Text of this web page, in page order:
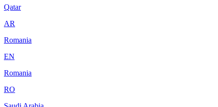
Qatar
AR
Romania
EN
Romania
RO